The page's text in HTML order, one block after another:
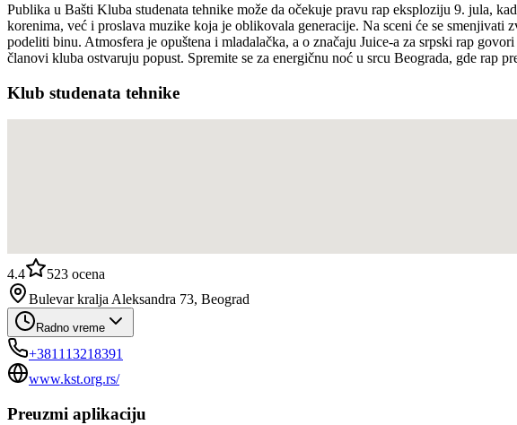
Publika u Bašti Kluba studenata tehnike može da očekuje pravu rap eksploziju 9. jula,
korenima, već i proslava muzike koja je oblikovala generacije. Na sceni će se
podeliti binu. Atmosfera je opuštena i mladalačka, a o značaju Juice-a za srpski rap
članovi kluba ostvaruju popust. Spremite se za energičnu noć u srcu Beograda, gde rap
Klub studenata tehnike
4.4 523 ocena
Bulevar kralja Aleksandra 73, Beograd
Radno vreme
+381113218391
www.kst.org.rs/
Preuzmi aplikaciju